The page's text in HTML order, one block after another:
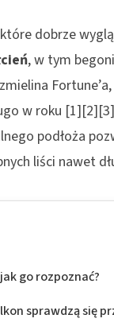
dobrze
, w tym
w roku
podłoża
liści nawet
go rozpoznać?
sprawdzą się